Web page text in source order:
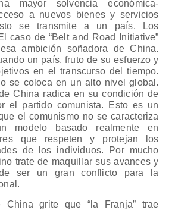
mayor solvencia económica-
a nuevos bienes y servicios
se transmite a un país. Los
caso de “Belt and Road Initiative”
ambición soñadora de China.
un país, fruto de su esfuerzo y
en el transcurso del tiempo.
se coloca en un alto nivel global.
China radica en su condición de
el partido comunista. Esto es un
el comunismo no se caracteriza
modelo basado realmente en
que respeten y protejan los
de los individuos. Por mucho
trate de maquillar sus avances y
ser un gran conflicto para la
grite que “la Franja” trae